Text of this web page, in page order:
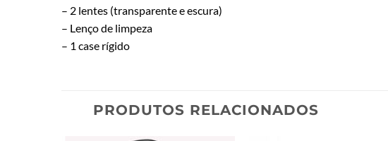
– 2 lentes (transparente e escura)
– Lenço de limpeza
– 1 case rígido
PRODUTOS RELACIONADOS